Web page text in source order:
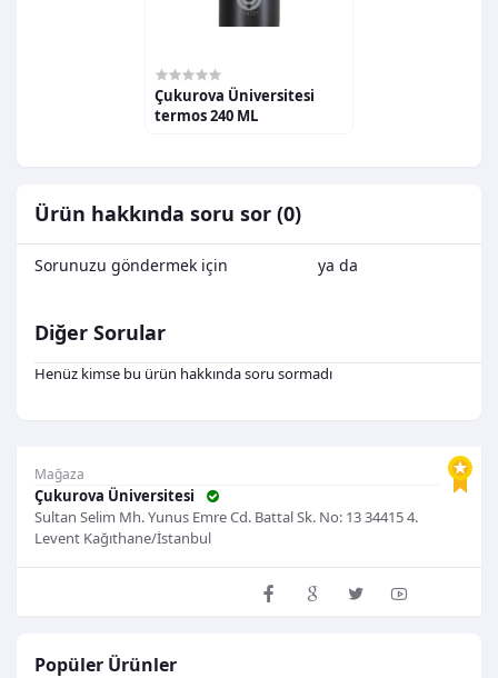
Mağaza
Çukurova Üniversitesi
Sultan Selim Mh. Yunus Emre Cd. Battal Sk. No: 13 34415 4.
Levent Kağıthane/İstanbul
Popüler Ürünler
Çukurova Üniversitesi
termos 240 ML
Ürün hakkında soru sor (0)
Sorunuzu göndermek için ya da
Diğer Sorular
Henüz kimse bu ürün hakkında soru sormadı